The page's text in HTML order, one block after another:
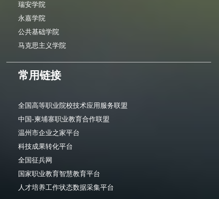
瑞安学院
永嘉学院
公共基础学院
马克思主义学院
常用链接
全国高等职业院校技术应用服务联盟
中国-柬埔寨职业教育合作联盟
温州市企业之家平台
科技成果转化平台
全国征兵网
国家职业教育智慧教育平台
人才培养工作状态数据采集平台